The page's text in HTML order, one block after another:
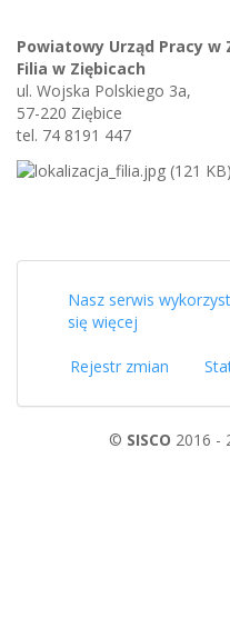
Powiatowy Urząd Pracy w
Filia w Ziębicach
ul. Wojska Polskiego 3a,
57-220 Ziębice
tel. 74 8191 447
Nasz serwis
się więcej
Rejestr zmian
© SISCO 2016 -